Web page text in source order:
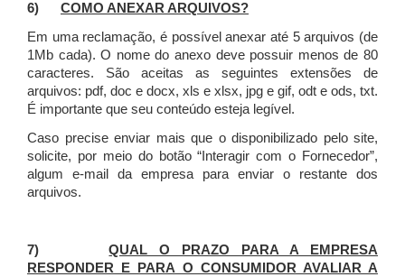
6) COMO ANEXAR ARQUIVOS?
Em uma reclamação, é possível anexar até 5 arquivos (de
1Mb cada). O nome do anexo deve possuir menos de 80
caracteres. São aceitas as seguintes extensões de
arquivos: pdf, doc e docx, xls e xlsx, jpg e gif, odt e ods, txt.
É importante que seu conteúdo esteja legível.
Caso precise enviar mais que o disponibilizado pelo site,
solicite, por meio do botão “Interagir com o Fornecedor”,
algum e-mail da empresa para enviar o restante dos
arquivos.
7)QUAL O PRAZO PARA A EMPRESA
RESPONDER E PARA O CONSUMIDOR AVALIAR A